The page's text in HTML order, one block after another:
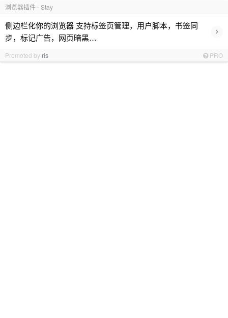
浏览器插件 - Stay
侧边栏化你的浏览器 支持标签页管理，用户脚本，书签同
步，标记广告，网页暗黑…
›
Promoted by ris PRO